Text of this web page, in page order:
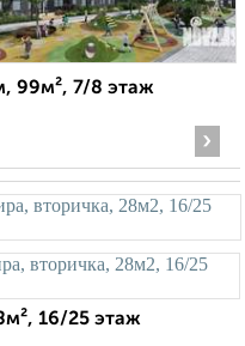
99м², 7/8 этаж
›
16/25 этаж